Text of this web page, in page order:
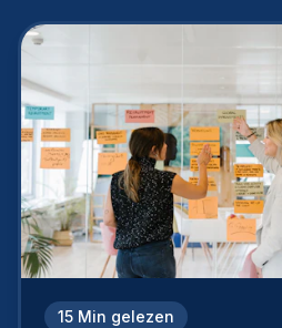
15 Min gelezen